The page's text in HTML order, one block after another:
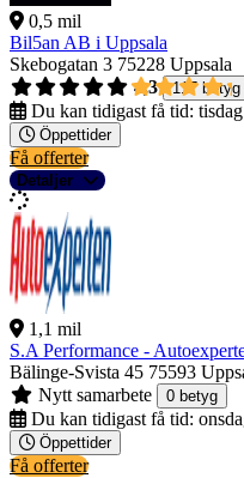
0,5 mil
Bil5an AB i Uppsala
Skebogatan 3 75228 Uppsala
4,3
117 betyg
Du kan tidigast få tid:
Öppettider
Få offerter
Detaljer
1,1 mil
S.A Performance -
Bälinge-Svista 45 75593
Nytt samarbete
0 betyg
Du kan tidigast få tid:
Öppettider
Få offerter